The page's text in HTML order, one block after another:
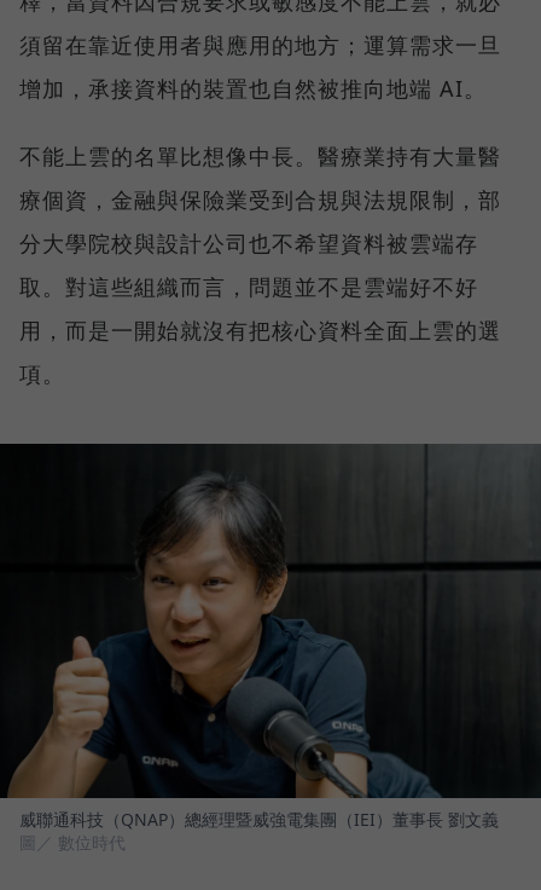
須留在靠近使用者與應用的地方；運算需求一旦
增加，承接資料的裝置也自然被推向地端 AI。
不能上雲的名單比想像中長。醫療業持有大量醫
療個資，金融與保險業受到合規與法規限制，部
分大學院校與設計公司也不希望資料被雲端存
取。對這些組織而言，問題並不是雲端好不好
用，而是一開始就沒有把核心資料全面上雲的選
項。
威聯通科技（QNAP）總經理暨威強電集團（IEI）董事長 劉文義
圖／ 數位時代